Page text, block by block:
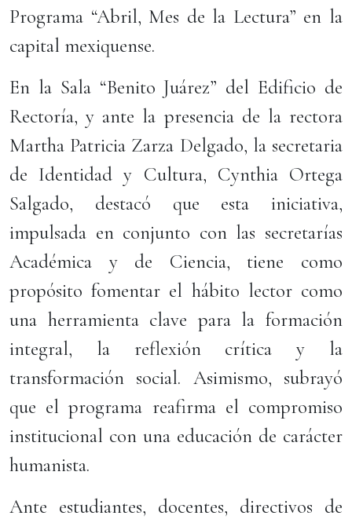
Programa “Abril, Mes de la Lectura” en la
capital mexiquense.
En la Sala “Benito Juárez” del Edificio de
Rectoría, y ante la presencia de la rectora
Martha Patricia Zarza Delgado, la secretaria
de Identidad y Cultura, Cynthia Ortega
Salgado, destacó que esta iniciativa,
impulsada en conjunto con las secretarías
Académica y de Ciencia, tiene como
propósito fomentar el hábito lector como
una herramienta clave para la formación
integral, la reflexión crítica y la
transformación social. Asimismo, subrayó
que el programa reafirma el compromiso
institucional con una educación de carácter
humanista.
Ante estudiantes, docentes, directivos de